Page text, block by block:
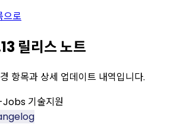
으로
릴리스 노트
항목과 상세 업데이트 내역입니다.
기술지원